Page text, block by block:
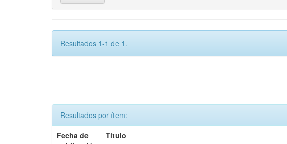
Resultados 1-1 de 1.
Resultados por ítem:
Fecha de
Título